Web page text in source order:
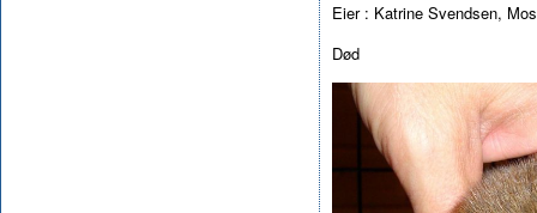
Eier : Katrine Svendsen,
Død